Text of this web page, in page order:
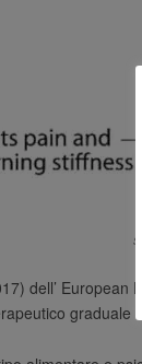
dell’ European
graduale